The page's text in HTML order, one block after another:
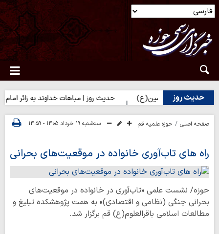
حدیث روز
امام حسین(ع) حدیث روز | مباهات خداوند به زائر امام
صفحه اصلی حوزه علمیه قم سه‌شنبه ۱۹ خرداد ۱۴۰۵ - ۱۴:۵۹
راه های تاب‌آوری خانواده در موقعیت‌های بحرانی
حوزه/ نشست علمی «تاب‌آوری در خانواده در موقعیت‌های
بحرانی جنگی (نظامی و اقتصادی)» به همت پژوهشکده تبلیغ و
مطالعات اسلامی باقرالعلوم(ع) قم برگزار شد.